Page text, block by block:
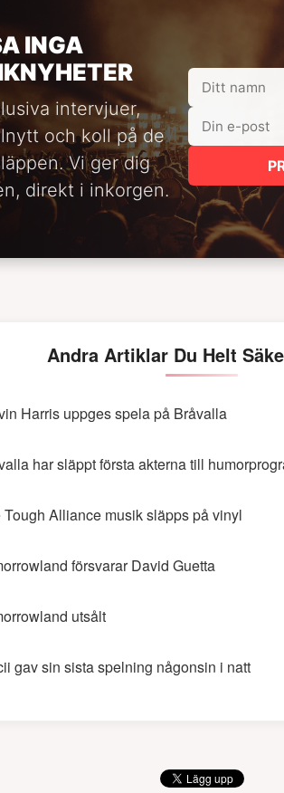
INGA
intervjuer,
och koll på de
Vi ger dig
direkt i inkorgen.
Andra Artiklar Du Helt
Harris uppges spela på Bråvalla
har släppt första akterna till
Tough Alliance musik släpps på vinyl
försvarar David Guetta
utsålt
gav sin sista spelning någonsin i natt